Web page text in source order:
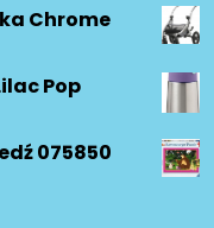
Chrome
Pop
075850